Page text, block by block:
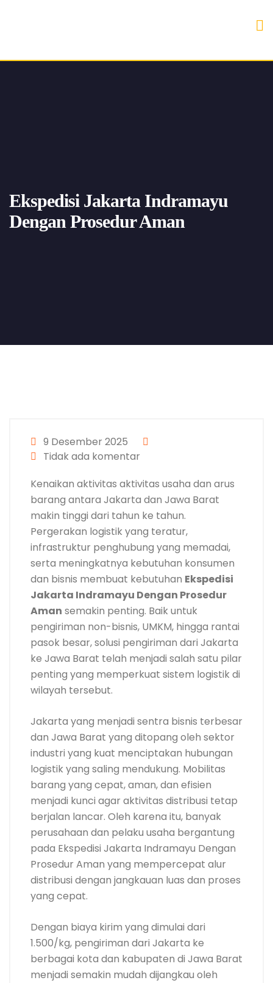
Ekspedisi Jakarta Indramayu
Dengan Prosedur Aman
9 Desember 2025
Tidak ada komentar
Kenaikan aktivitas aktivitas usaha dan arus
barang antara Jakarta dan Jawa Barat
makin tinggi dari tahun ke tahun.
Pergerakan logistik yang teratur,
infrastruktur penghubung yang memadai,
serta meningkatnya kebutuhan konsumen
dan bisnis membuat kebutuhan Ekspedisi
Jakarta Indramayu Dengan Prosedur
Aman semakin penting. Baik untuk
pengiriman non-bisnis, UMKM, hingga rantai
pasok besar, solusi pengiriman dari Jakarta
ke Jawa Barat telah menjadi salah satu pilar
penting yang memperkuat sistem logistik di
wilayah tersebut.
Jakarta yang menjadi sentra bisnis terbesar
dan Jawa Barat yang ditopang oleh sektor
industri yang kuat menciptakan hubungan
logistik yang saling mendukung. Mobilitas
barang yang cepat, aman, dan efisien
menjadi kunci agar aktivitas distribusi tetap
berjalan lancar. Oleh karena itu, banyak
perusahaan dan pelaku usaha bergantung
pada Ekspedisi Jakarta Indramayu Dengan
Prosedur Aman yang mempercepat alur
distribusi dengan jangkauan luas dan proses
yang cepat.
Dengan biaya kirim yang dimulai dari
1.500/kg, pengiriman dari Jakarta ke
berbagai kota dan kabupaten di Jawa Barat
menjadi semakin mudah dijangkau oleh